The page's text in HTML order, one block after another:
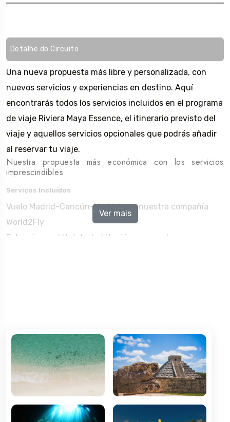
Detalhe do Circuito
Una nueva propuesta más libre y personalizada, con
nuevos servicios y experiencias en destino. Aquí
encontrarás todos los servicios incluidos en el programa
de viaje Riviera Maya Essence, el itinerario previsto del
viaje y aquellos servicios opcionales que podrás añadir
al reservar tu viaje.
Nuestra propuesta más económica con los servicios
imprescindibles
Serviços Incluídos
Vuelo Madrid-Cancún-Madrid con nuestra compañía
World2Fly
Estancia en el Hotel y habitación reservada
Acercamiento en avión a Madrid con Iberia (en otras
compañías, solicitar al dpto de booking) (OPCIONAL)
Hotel de conexión en Madrid (OPCIONAL)
Reserva de asientos (OPCIONAL)
Facturación en mostrador y embarque preferente
(OPCIONAL)
Ver mais